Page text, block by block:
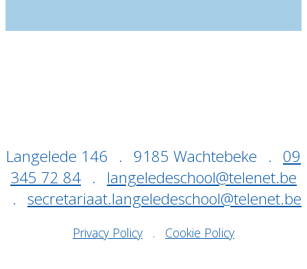
Langelede 146 . 9185 Wachtebeke . 09
345 72 84 .
langeledeschool@telenet.be
. secretariaat.langeledeschool@telenet.be
Privacy Policy . Cookie Policy